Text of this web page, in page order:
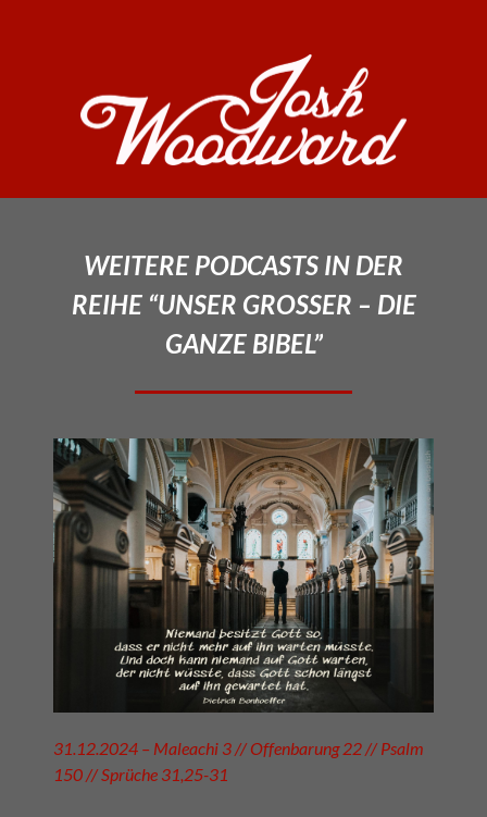
WEITERE PODCASTS IN DER
REIHE “UNSER GROSSER – DIE
GANZE BIBEL”
31.12.2024 – Maleachi 3 // Offenbarung 22 // Psalm
150 // Sprüche 31,25-31